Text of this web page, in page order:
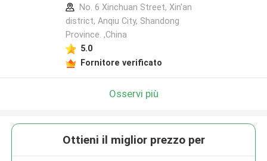
No. 6 Xinchuan Street, Xin'an
district, Anqiu City, Shandong
Province. ,China
5.0
Fornitore verificato
Osservi più
Ottieni il miglior prezzo per